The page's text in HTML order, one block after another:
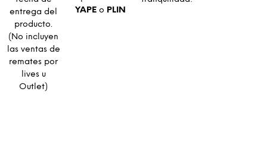
entrega del
producto.
(No incluyen
las ventas de
remates por
lives u
Outlet)
YAPEo PLIN